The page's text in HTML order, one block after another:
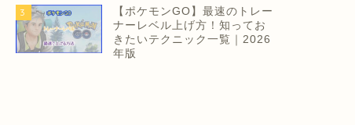
3
【ポケモンGO】最速のトレー
ナーレベル上げ方！知ってお
きたいテクニック一覧｜2026
年版